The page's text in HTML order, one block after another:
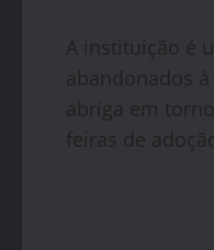
A instituição é
abandonados
abriga em
feiras de